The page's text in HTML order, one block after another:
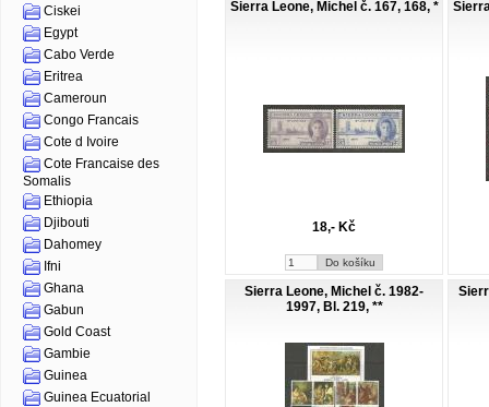
Ciskei
Egypt
Cabo Verde
Eritrea
Cameroun
Congo Francais
Cote d Ivoire
Cote Francaise des
Somalis
Ethiopia
Djibouti
Dahomey
Ifni
Ghana
Gabun
Gold Coast
Gambie
Guinea
Guinea Ecuatorial
Sierra Leone, Michel č. 167, 168, *
18,- Kč
Sierra Leone, Michel č. 1982-
1997, Bl. 219, **